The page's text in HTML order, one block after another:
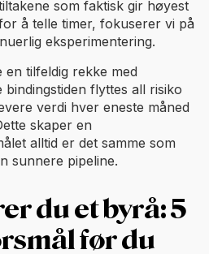
som faktisk gir høyest
å telle timer, fokuserer vi på
eksperimentering.
en tilfeldig rekke med
bindingstiden flyttes all risiko
verdi hver eneste måned
skaper en
alltid er det samme som
sunnere pipeline.
du et byrå: 5
før du